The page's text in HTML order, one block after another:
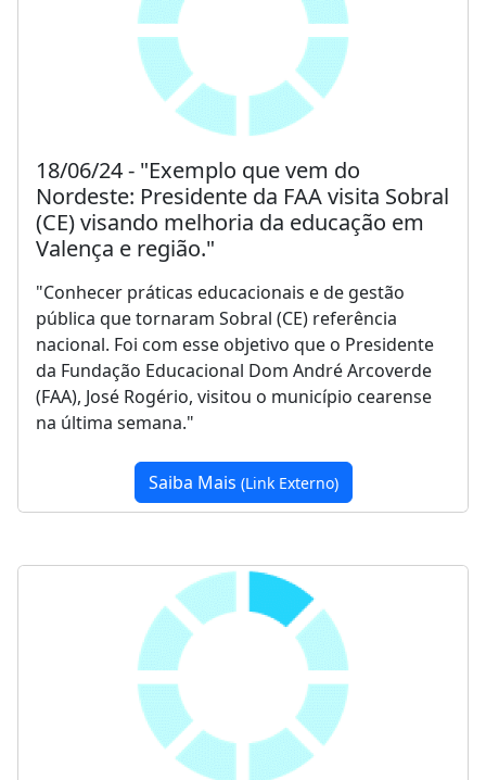
18/06/24 - "Exemplo que vem do
Nordeste: Presidente da FAA visita Sobral
(CE) visando melhoria da educação em
Valença e região."
"Conhecer práticas educacionais e de gestão
pública que tornaram Sobral (CE) referência
nacional. Foi com esse objetivo que o Presidente
da Fundação Educacional Dom André Arcoverde
(FAA), José Rogério, visitou o município cearense
na última semana."
Saiba Mais (Link Externo)